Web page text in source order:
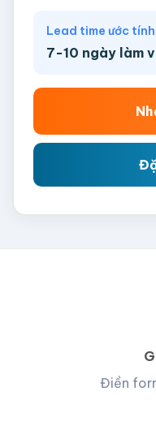
Lead time ước tính
7-10 ngày làm
Điền